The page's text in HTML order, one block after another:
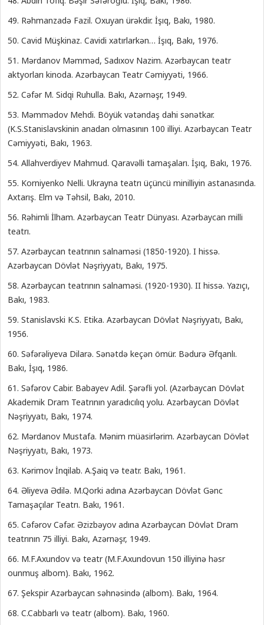
49. Rəhmanzadə Fazil. Oxuyan ürəkdir. İşıq, Bakı, 1980.
50. Cavid Müşkinaz. Cavidi xatırlarkən… İşıq, Bakı, 1976.
51. Mərdanov Məmməd, Sadıxov Nazim. Azərbaycan teatr
aktyorları kinoda. Azərbaycan Teatr Cəmiyyəti, 1966.
52. Cəfər M. Sidqi Ruhulla. Bakı, Azərnəşr, 1949.
53. Məmmədov Mehdi. Böyük vətəndaş dahi sənətkar.
(K.S.Stanislavskinin anadan olmasının 100 illiyi. Azərbaycan Teatr
Cəmiyyəti, Bakı, 1963.
54. Allahverdiyev Mahmud. Qaravəlli tamaşaları. İşıq, Bakı, 1976.
55. Korniyenko Nelli. Ukrayna teatrı üçüncü minilliyin astanasında.
Axtarış. Elm və Təhsil, Bakı, 2010.
56. Rəhimli İlham. Azərbaycan Teatr Dünyası. Azərbaycan milli
teatrı.
57. Azərbaycan teatrının salnaməsi (1850-1920). I hissə.
Azərbaycan Dövlət Nəşriyyatı, Bakı, 1975.
58. Azərbaycan teatrının salnaməsi. (1920-1930). II hissə. Yazıçı,
Bakı, 1983.
59. Stanislavski K.S. Etika. Azərbaycan Dövlət Nəşriyyatı, Bakı,
1956.
60. Səfərəliyeva Dilarə. Sənətdə keçən ömür. Bədurə Əfqanlı.
Bakı, İşıq, 1986.
61. Səfərov Cabir. Babayev Adil. Şərəfli yol. (Azərbaycan Dövlət
Akademik Dram Teatrının yaradıcılıq yolu. Azərbaycan Dövlət
Nəşriyyatı, Bakı, 1974.
62. Mərdanov Mustafa. Mənim müasirlərim. Azərbaycan Dövlət
Nəşriyyatı, Bakı, 1973.
63. Kərimov İnqilab. A.Şaiq və teatr. Bakı, 1961.
64. Əliyeva Ədilə. M.Qorki adına Azərbaycan Dövlət Gənc
Tamaşaçılar Teatrı. Bakı, 1961.
65. Cəfərov Cəfər. Əzizbəyov adına Azərbaycan Dövlət Dram
teatrının 75 illiyi. Bakı, Azərnəşr, 1949.
66. M.F.Axundov və teatr (M.F.Axundovun 150 illiyinə həsr
ounmuş albom). Bakı, 1962.
67. Şekspir Azərbaycan səhnəsində (albom). Bakı, 1964.
68. C.Cabbarlı və teatr (albom). Bakı, 1960.